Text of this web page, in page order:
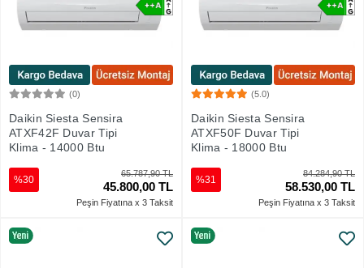
(0)
Daikin Siesta Sensira
ATXF42F Duvar Tipi
Klima - 14000 Btu
65.787,90 TL
45.800,00 TL
%30
Peşin Fiyatına x 3 Taksit
(5.0)
Daikin Siesta Sensira
ATXF50F Duvar Tipi
Klima - 18000 Btu
84.284,90 TL
58.530,00 TL
%31
Peşin Fiyatına x 3 Taksit